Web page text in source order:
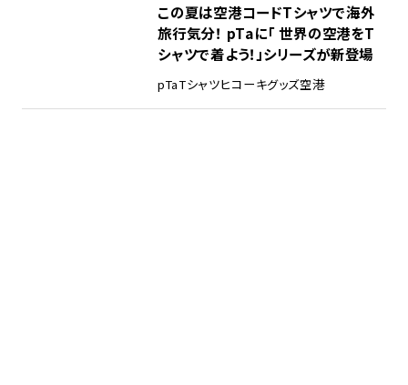
この夏は空港コードTシャツで海外
旅行気分！ pTaに「 世界の空港をT
シャツで着よう！」シリーズが新登場
pTaTシャツヒコーキグッズ空港